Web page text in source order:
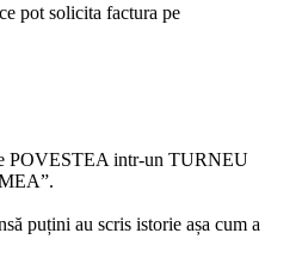
pot solicita factura pe
POVESTEA intr-un TURNEU
puțini au scris istorie așa cum a